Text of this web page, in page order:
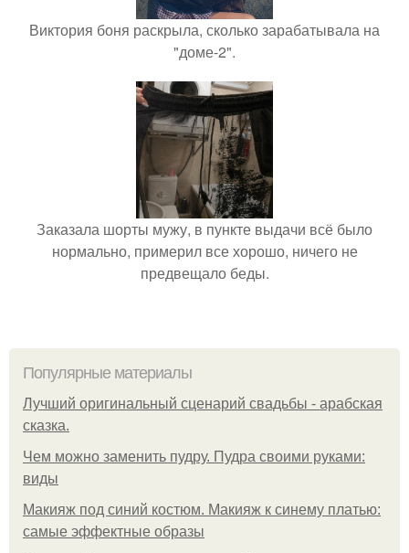
Виктория боня раскрыла, сколько зарабатывала на
"доме-2".
Заказала шорты мужу, в пункте выдачи всё было
нормально, примерил все хорошо, ничего не
предвещало беды.
Популярные материалы
Лучший оригинальный сценарий свадьбы - арабская
сказка.
Чем можно заменить пудру. Пудра своими руками:
виды
Макияж под синий костюм. Макияж к синему платью:
самые эффектные образы